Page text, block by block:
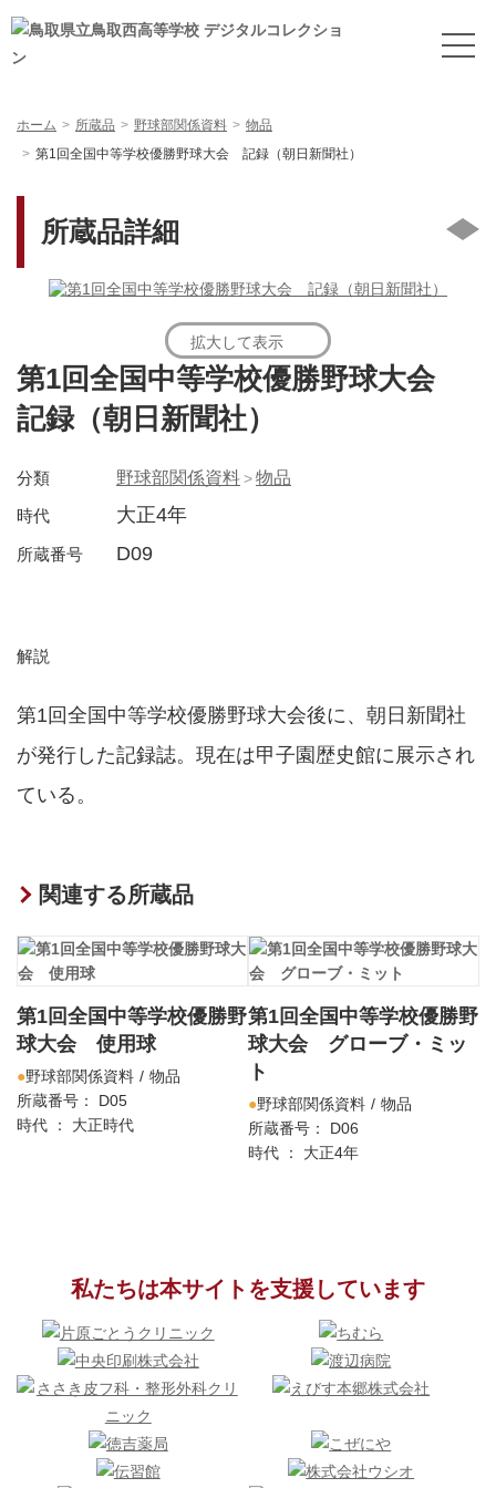
ホーム 所蔵品 野球部関係資料
物品
第1回全国中等学校優勝野球大会 記録（朝日新聞社）
所蔵品詳細
拡大して表示
第1回全国中等学校優勝野球大会
記録（朝日新聞社）
分類 野球部関係資料
物品
時代
大正4年
所蔵番号 D09
解説
第1回全国中等学校優勝野球大会後に、朝日新聞社
が発行した記録誌。現在は甲子園歴史館に展示され
ている。
関連する所蔵品
第1回全国中等学校優勝野
球大会 使用球
野球部関係資料
物品
所蔵番号： D05
時代 ： 大正時代
第1回全国中等学校優勝野
球大会 グローブ・ミッ
ト
野球部関係資料
物品
所蔵番号： D06
時代 ： 大正4年
私たちは本サイトを支援しています